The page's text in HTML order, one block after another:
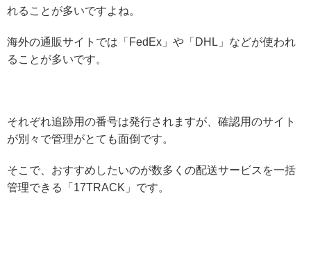
れることが多いですよね。
海外の通販サイトでは「FedEx」や「DHL」などが使われ
ることが多いです。
それぞれ追跡用の番号は発行されますが、確認用のサイト
が別々で管理がとても面倒です。
そこで、おすすめしたいのが数多くの配送サービスを一括
管理できる「17TRACK」です。